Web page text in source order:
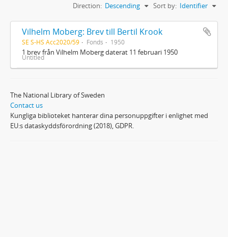
Sort by: Identifier
Direction: Descending
Vilhelm Moberg: Brev till Bertil Krook
SE S-HS Acc2020/59 Fonds 1950
1 brev från Vilhelm Moberg daterat 11 februari 1950
Untitled
The National Library of Sweden
Contact us
Kungliga biblioteket hanterar dina personuppgifter i enlighet med
EU:s dataskyddsförordning (2018), GDPR.